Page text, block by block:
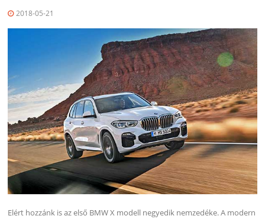
2018-05-21
Elért hozzánk is az első BMW X modell negyedik nemzedéke. A modern